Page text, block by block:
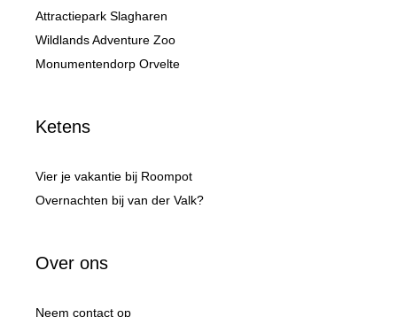
Attractiepark Slagharen
Wildlands Adventure Zoo
Monumentendorp Orvelte
Ketens
Vier je vakantie bij Roompot
Overnachten bij van der Valk?
Over ons
Neem contact op